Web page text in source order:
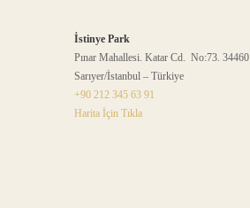
İstinye Park
Pınar Mahallesi. Katar Cd. No:73. 34460
Sarıyer/İstanbul – Türkiye
+90 212 345 63 91
Harita İçin Tıkla